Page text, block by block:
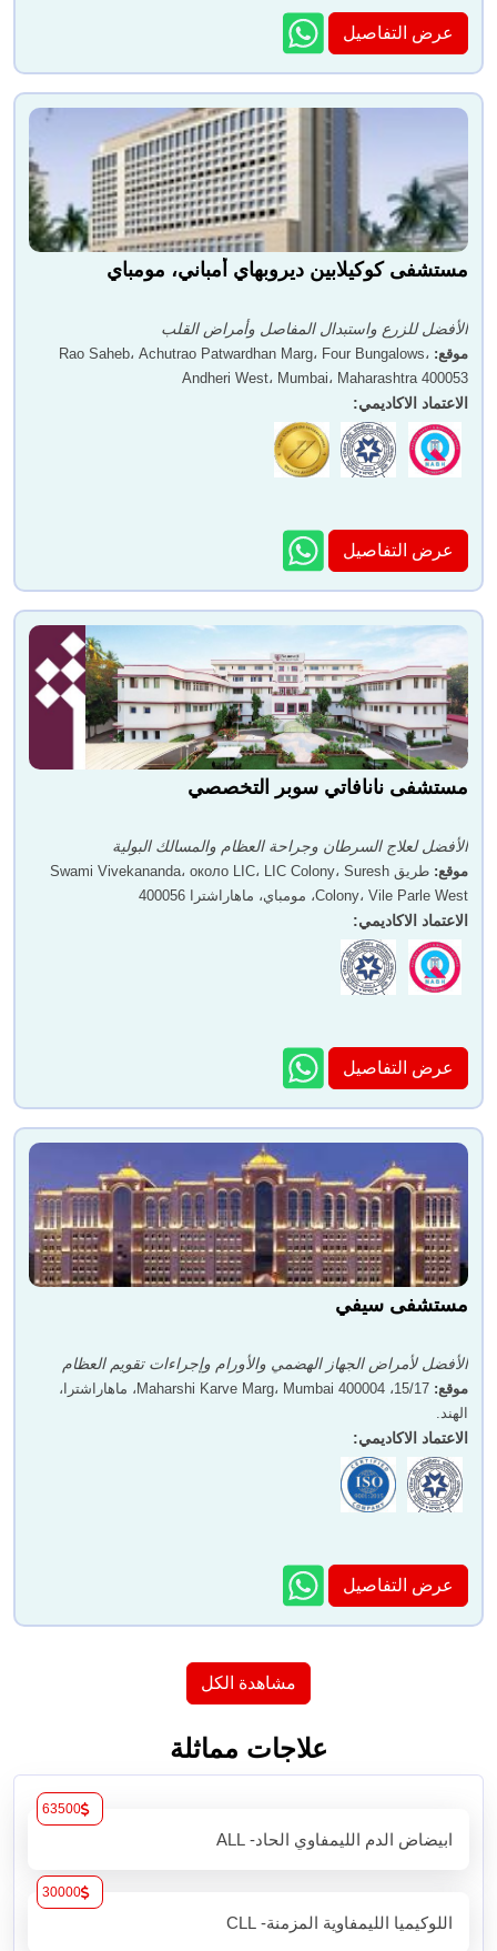
عرض التفاصيل
مستشفى كوكيلابين ديروبهاي أمباني، مومباي
الأفضل للزرع واستبدال المفاصل وأمراض القلب
موقع: Rao Saheb، Achutrao Patwardhan Marg، Four Bungalows،
Andheri West، Mumbai، Maharashtra 400053
الاعتماد الاكاديمي:
عرض التفاصيل
مستشفى نانافاتي سوبر التخصصي
الأفضل لعلاج السرطان وجراحة العظام والمسالك البولية
موقع:
طريق Swami Vivekananda، около LIC، LIC Colony، Suresh
Colony، Vile Parle West، مومباي، ماهاراشترا 400056
الاعتماد الاكاديمي:
عرض التفاصيل
مستشفى سيفي
الأفضل لأمراض الجهاز الهضمي والأورام وإجراءات تقويم العظام
موقع:
15/17، Maharshi Karve Marg، Mumbai 400004، ماهاراشترا،
الهند.
الاعتماد الاكاديمي:
عرض التفاصيل
مشاهدة الكل
علاجات مماثلة
ابيضاض الدم الليمفاوي الحاد- ALL
63500
اللوكيميا الليمفاوية المزمنة- CLL
30000